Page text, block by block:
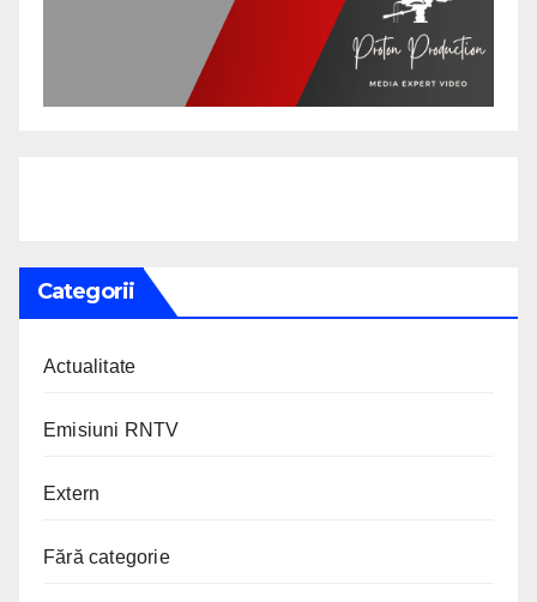
Categorii
Actualitate
Emisiuni RNTV
Extern
Fără categorie